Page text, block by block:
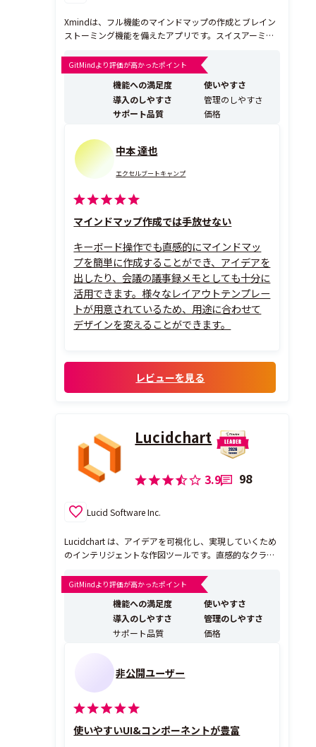
Xmindは、フル機能のマインドマップの作成とブレイン
ストーミング機能を備えたアプリです。スイスアーミー
す。Xmindには、ワンクリックでマインドマップの配色
を変更するスマートカラーテーマ機能、豊富な構造やテ
ンプレート、綺麗なステッカーとイラスト、豊富なテー
GitMindより評価が高かったポイント
機能への満足度
使いやすさ
導入のしやすさ
管理のしやすさ
サポート品質
価格
中本 達也
エクセルブートキャンプ
マインドマップ作成では手放せない
キーボード操作でも直感的にマインドマッ
プを簡単に作成することができ、アイデアを
出したり、会議の議事録メモとしても十分に
活用できます。様々なレイアウトテンプレー
トが用意されているため、用途に合わせて
デザインを変えることができます。
レビューを見る
Lucidchart
3.9 98
Lucid Software Inc.
Lucidchart は、アイデアを可視化し、実現していくため
のインテリジェントな作図ツールです。直感的なクラウ
プ、ER図、UML図などを作成しながら、視覚的に作業を
進めることができ、リアルタイムでのコラボレーション
を実現します。 多くの大企業のITユーザーの...
GitMindより評価が高かったポイント
機能への満足度
使いやすさ
導入のしやすさ
管理のしやすさ
サポート品質
価格
非公開ユーザー
使いやすいUI&コンポーネントが豊富